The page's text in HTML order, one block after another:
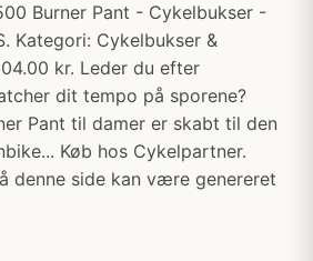
Burner Pant - Cykelbukser -
Kategori: Cykelbukser &
kr. Leder du efter
dit tempo på sporene?
Pant til damer er skabt til den
Køb hos Cykelpartner.
denne side kan være genereret